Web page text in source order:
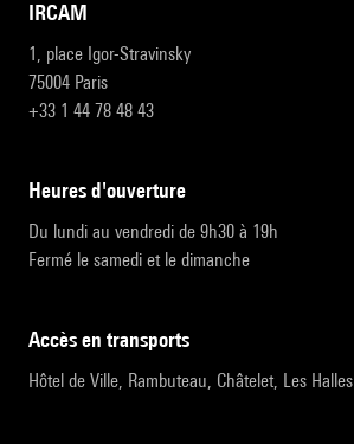
IRCAM
1, place Igor-Stravinsky
75004 Paris
+33 1 44 78 48 43
heures d'ouverture
Du lundi au vendredi de 9h30 à 19h
Fermé le samedi et le dimanche
accès en transports
Hôtel de Ville, Rambuteau, Châtelet, Les Halles